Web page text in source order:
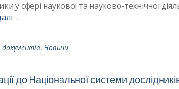
у сфері наукової та науково-технічної
…
, Новини
до Національної системи